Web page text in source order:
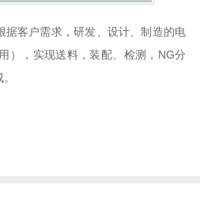
据客户需求，研发、设计、制造的电
），实现送料，装配、检测，NG分